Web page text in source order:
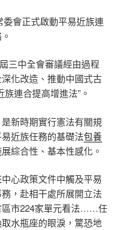
會正式啟動平易近族連
中全會審議經由過程
化改造、推動中國式古
連合提高增進法”。
新時期實行憲法有關規
近族任務的基礎法包養
綜合性、基本性感化。
心政策文件中觸及平易
，赴相干處所展開立法
區市224家單元看法……任
水瓶座的眼淚，驚恐地